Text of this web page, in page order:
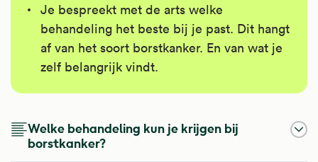
Je bespreekt met de arts welke
behandeling het beste bij je past. Dit hangt
af van het soort borstkanker. En van wat je
zelf belangrijk vindt.
Welke behandeling kun je krijgen bij
borstkanker?